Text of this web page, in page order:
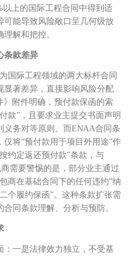
上的国际工程合同中得到适
可能导致风险敞口呈几何级放
解和把控。
条款差异
国际工程领域的两大标杆合同
显著差异，直接影响风险分配
》附件明确，预付款保函的索
款”，且要求业主提交书面声明
义务对等原则。而ENAA合同条
将“预付款用于项目外用途”作
约定返还预付款”条款，与
需要警惕的是，部分业主通过
商在基础合同下的任何违约”纳
个履约保函”。这种条款扩张需
同条款理解、分析与预防。
一是法律效力独立，不受基